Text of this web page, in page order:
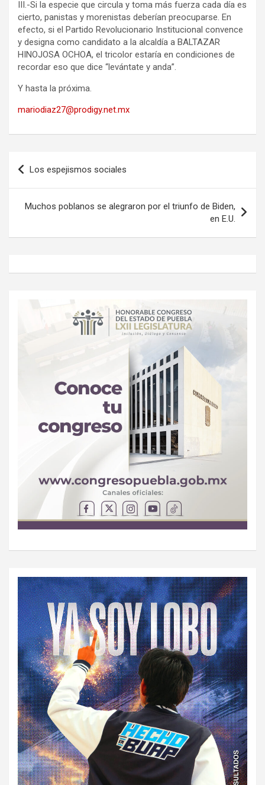
III.-Si la especie que circula y toma más fuerza cada día es
cierto, panistas y morenistas deberían preocuparse. En
efecto, si el Partido Revolucionario Institucional convence
y designa como candidato a la alcaldía a BALTAZAR
HINOJOSA OCHOA, el tricolor estaría en condiciones de
recordar eso que dice “levántate y anda”.
Y hasta la próxima.
mariodiaz27@prodigy.net.mx
Navegación
de
entradas
Los espejismos sociales
Muchos poblanos se alegraron por el triunfo de Biden,
en E.U.